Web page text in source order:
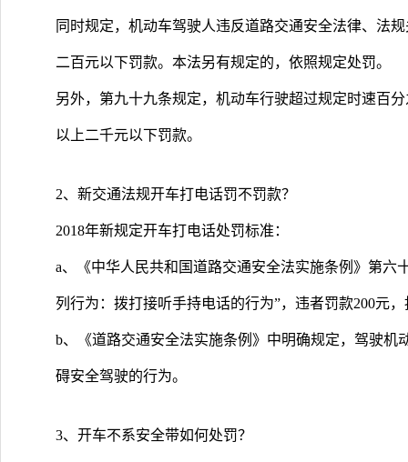
同时规定，机动车驾驶人违反道路交通安全法律、法
二百元以下罚款。本法另有规定的，依照规定处罚。
另外，第九十九条规定，机动车行驶超过规定时速百
以上二千元以下罚款。
2、新交通法规开车打电话罚不罚款？
2018年新规定开车打电话处罚标准：
a、《中华人民共和国道路交通安全法实施条例》第六
列行为：拨打接听手持电话的行为”，违者罚款200元，
b、《道路交通安全法实施条例》中明确规定，驾驶机
碍安全驾驶的行为。
3、开车不系安全带如何处罚？